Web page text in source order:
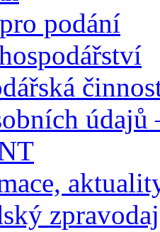
podání
údajů
zpravodaj